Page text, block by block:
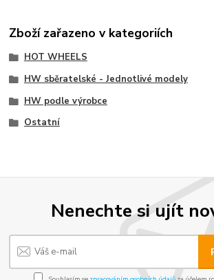
Zboží zařazeno v kategoriích
HOT WHEELS
HW sběratelské - Jednotlivé modely
HW podle výrobce
Ostatní
Nenechte si ujít